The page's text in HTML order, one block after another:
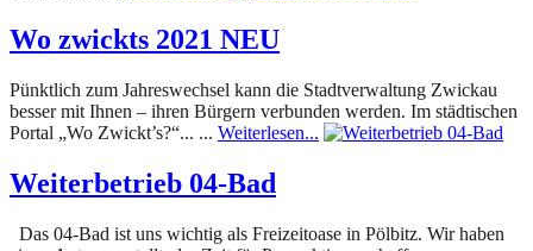
Wo zwickts 2021 NEU
Pünktlich zum Jahreswechsel kann die Stadtverwaltung Zwickau
besser mit Ihnen – ihren Bürgern verbunden werden. Im städtischen
Portal „Wo Zwickt’s?“... ... Weiterlesen...
Weiterbetrieb 04-Bad
Das 04-Bad ist uns wichtig als Freizeitoase in Pölbitz. Wir haben